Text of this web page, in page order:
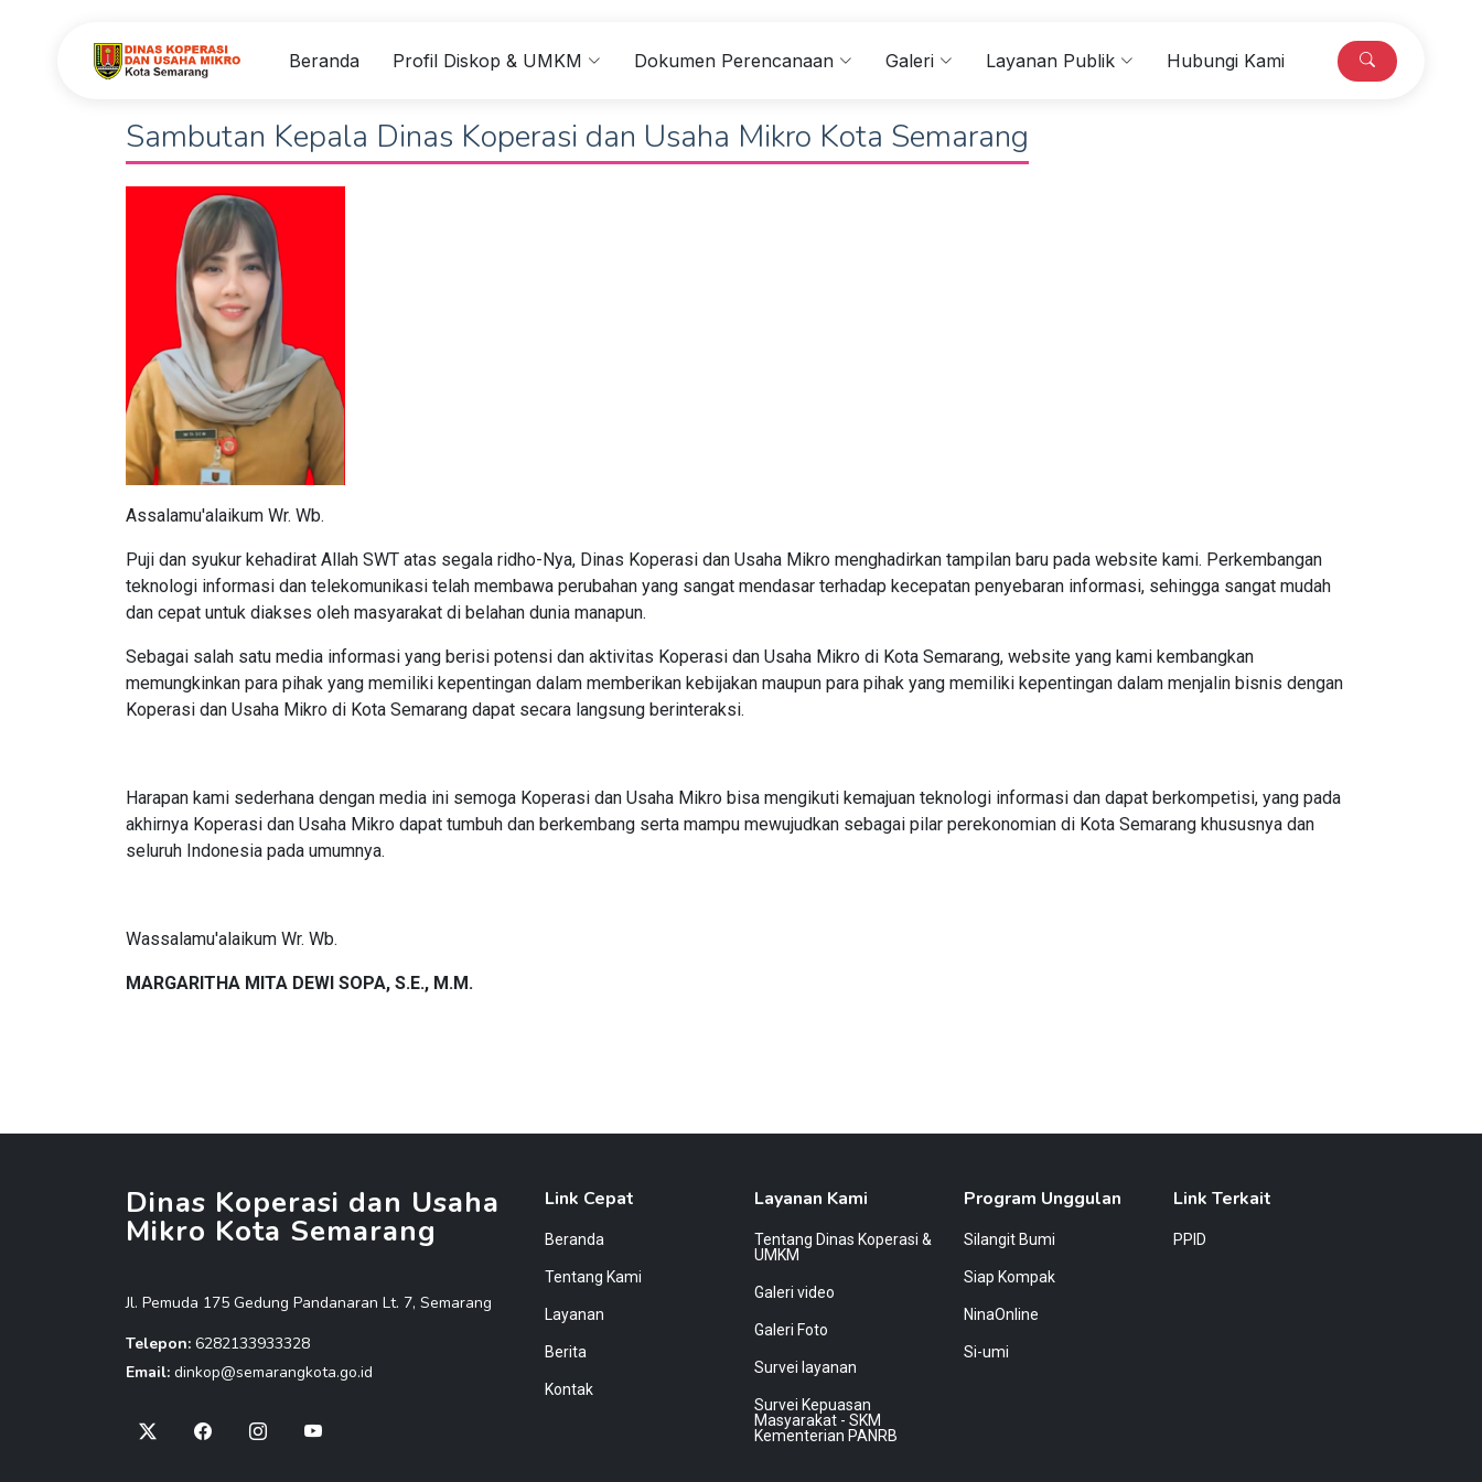
Beranda Profil Diskop & UMKM Dokumen Perencanaan Galeri Layanan Publik Hubungi Kami
Sambutan Kepala Dinas Koperasi dan Usaha Mikro Kota Semarang
Assalamu'alaikum Wr. Wb.
Puji dan syukur kehadirat Allah SWT atas segala ridho-Nya, Dinas Koperasi dan Usaha Mikro menghadirkan tampilan baru pada website kami. Perkembangan
teknologi informasi dan telekomunikasi telah membawa perubahan yang sangat mendasar terhadap kecepatan penyebaran informasi, sehingga sangat mudah
dan cepat untuk diakses oleh masyarakat di belahan dunia manapun.
Sebagai salah satu media informasi yang berisi potensi dan aktivitas Koperasi dan Usaha Mikro di Kota Semarang, website yang kami kembangkan
memungkinkan para pihak yang memiliki kepentingan dalam memberikan kebijakan maupun para pihak yang memiliki kepentingan dalam menjalin bisnis dengan
Koperasi dan Usaha Mikro di Kota Semarang dapat secara langsung berinteraksi.
Harapan kami sederhana dengan media ini semoga Koperasi dan Usaha Mikro bisa mengikuti kemajuan teknologi informasi dan dapat berkompetisi, yang pada
akhirnya Koperasi dan Usaha Mikro dapat tumbuh dan berkembang serta mampu mewujudkan sebagai pilar perekonomian di Kota Semarang khususnya dan
seluruh Indonesia pada umumnya.
Wassalamu'alaikum Wr. Wb.
MARGARITHA MITA DEWI SOPA, S.E., M.M.
Dinas Koperasi dan Usaha
Mikro Kota Semarang
Jl. Pemuda 175 Gedung Pandanaran Lt. 7, Semarang
Telepon: 6282133933328
Email: dinkop@semarangkota.go.id
Link Cepat
Beranda
Tentang Kami
Layanan
Berita
Kontak
Layanan Kami
Tentang Dinas Koperasi &
UMKM
Galeri video
Galeri Foto
Survei layanan
Survei Kepuasan
Masyarakat - SKM
Kementerian PANRB
Program Unggulan
Silangit Bumi
Siap Kompak
NinaOnline
Si-umi
Link Terkait
PPID